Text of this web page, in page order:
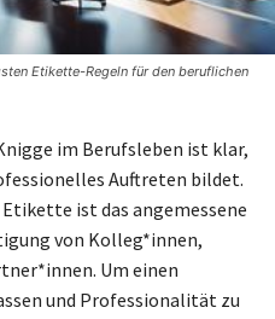
Etikette-Regeln für den beruflichen
im Berufsleben ist klar,
Auftreten bildet.
ist das angemessene
von Kolleg*innen,
Um einen
und Professionalität zu